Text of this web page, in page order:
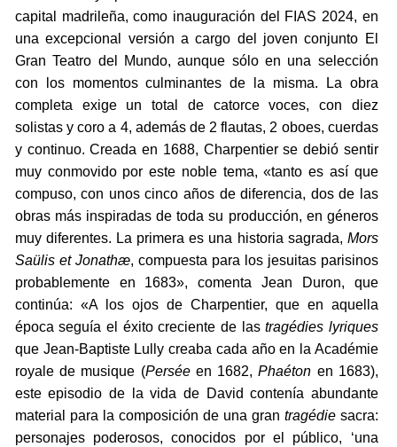
capital madrileña, como inauguración del FIAS 2024, en
una excepcional versión a cargo del joven conjunto El
Gran Teatro del Mundo, aunque sólo en una selección
con los momentos culminantes de la misma. La obra
completa exige un total de catorce voces, con diez
solistas y coro a 4, además de 2 flautas, 2 oboes, cuerdas
y continuo. Creada en 1688, Charpentier se debió sentir
muy conmovido por este noble tema, «tanto es así que
compuso, con unos cinco años de diferencia, dos de las
obras más inspiradas de toda su producción, en géneros
muy diferentes. La primera es una historia sagrada, Mors
Saülis et Jonathæ, compuesta para los jesuitas parisinos
probablemente en 1683», comenta Jean Duron, que
continúa: «A los ojos de Charpentier, que en aquella
época seguía el éxito creciente de lastragédies lyriques
que Jean-Baptiste Lully creaba cada año en la Académie
royale de musique (Perséeen 1682,Phaéton en 1683),
este episodio de la vida de David contenía abundante
material para la composición de una gran tragédiesacra:
personajes poderosos, conocidos por el público, ‘una